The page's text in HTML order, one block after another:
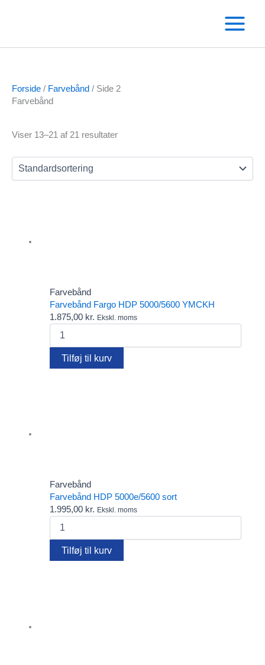
Forside / Farvebånd / Side 2
Farvebånd
Text search
Elatec RFID kortlæsere
Fargo printere
Farvebånd
Fido
Gæsteregistrering
Kortholdere
Viser 13–21 af 21 resultater
Farvebånd
Farvebånd Fargo HDP 5000/5600 YMCKH
1.875,00 kr. Ekskl. moms
Fargo
HDP
5000/5600
Tilføj til kurv
Farvebånd
Farvebånd HDP 5000e/5600 sort
1.995,00 kr. Ekskl. moms
Farvebånd
HDP
5000e/5600
Tilføj til kurv